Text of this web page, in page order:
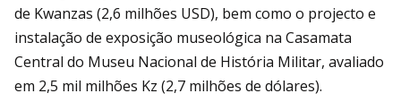
de Kwanzas (2,6 milhões USD), bem como o projecto e
instalação de exposição museológica na Casamata
Central do Museu Nacional de História Militar, avaliado
em 2,5 mil milhões Kz (2,7 milhões de dólares).